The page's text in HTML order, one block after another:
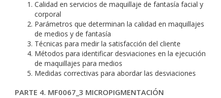
Calidad en servicios de maquillaje de fantasía facial y
corporal
Parámetros que determinan la calidad en maquillajes
de medios y de fantasía
Técnicas para medir la satisfacción del cliente
Métodos para identificar desviaciones en la ejecución
de maquillajes para medios
Medidas correctivas para abordar las desviaciones
PARTE 4. MF0067_3 MICROPIGMENTACIÓN